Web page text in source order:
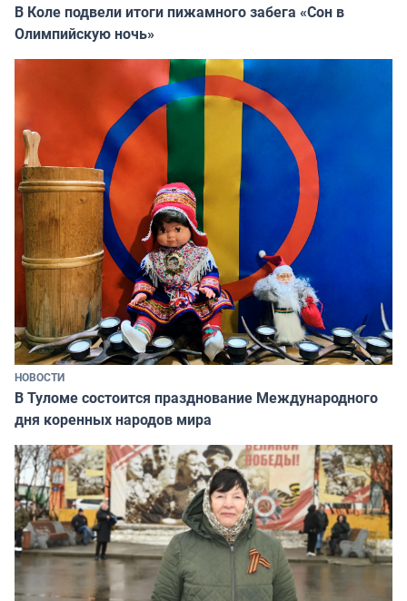
В Коле подвели итоги пижамного забега «Сон в
Олимпийскую ночь»
НОВОСТИ
В Туломе состоится празднование Международного
дня коренных народов мира